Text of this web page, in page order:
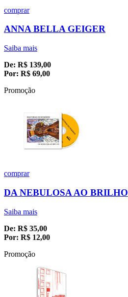
comprar
ANNA BELLA GEIGER
Saiba mais
De: R$ 139,00
Por: R$ 69,00
Promoção
comprar
DA NEBULOSA AO BRILHO
Saiba mais
De: R$ 35,00
Por: R$ 12,00
Promoção